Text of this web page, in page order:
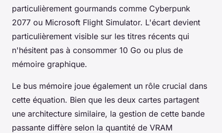
particulièrement gourmands comme Cyberpunk
2077 ou Microsoft Flight Simulator. L'écart devient
particulièrement visible sur les titres récents qui
n'hésitent pas à consommer 10 Go ou plus de
mémoire graphique.
Le bus mémoire joue également un rôle crucial dans
cette équation. Bien que les deux cartes partagent
une architecture similaire, la gestion de cette bande
passante diffère selon la quantité de VRAM